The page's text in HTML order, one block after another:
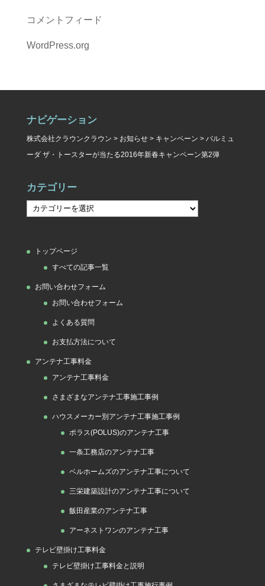
コメントフィード
WordPress.org
ナビゲーション
株式会社クラウンクラウン > お知らせ> キャンペーン > バルミュ
ーダ ザ・トースターが当たる2016年新春キャンペーン第2弾
カテゴリー
リ
トップページ
すべての記事一覧
お問い合わせフォーム
お問い合わせフォーム
よくある質問
お支払方法について
アンテナ工事料金
アンテナ工事料金
さまざまなアンテナ工事施工事例
ハウスメーカー別アンテナ工事施工事例
ポラス(POLUS)のアンテナ工事
一条工務店のアンテナ工事
ベルホームズのアンテナ工事について
三栄建築設計のアンテナ工事について
飯田産業のアンテナ工事
アーネストワンのアンテナ工事
テレビ壁掛け工事料金
テレビ壁掛け工事料金と説明